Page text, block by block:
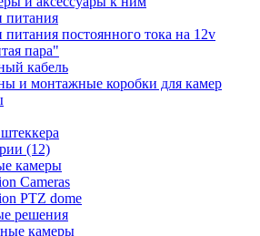
питания
постоянного тока на 12v
пара"
кабель
и монтажные коробки для камер
(12)
камеры
Cameras
PTZ dome
решения
камеры